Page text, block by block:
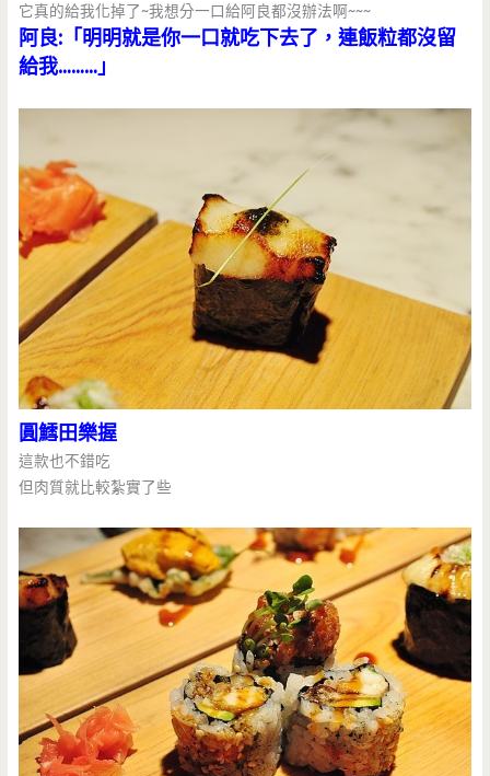
它真的給我化掉了~我想分一口給阿良都沒辦法啊~~~
阿良:「明明就是你一口就吃下去了，連飯粒都沒留
給我………」
圓鱈田樂握
這款也不錯吃
但肉質就比較紮實了些